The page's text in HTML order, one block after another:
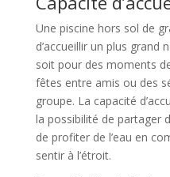
Une piscine hors sol de
d’accueillir un plus grand
soit pour des moments
fêtes entre amis ou des
groupe. La capacité
la possibilité de partager
de profiter de l’eau en
sentir à l’étroit.